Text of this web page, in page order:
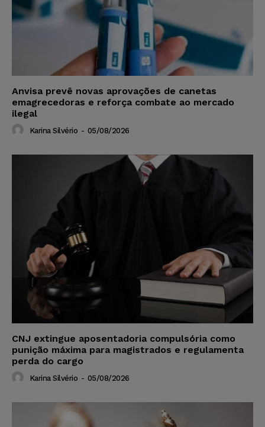
Anvisa prevê novas aprovações de canetas
emagrecedoras e reforça combate ao mercado
ilegal
Karina Silvério - 05/08/2026
CNJ extingue aposentadoria compulsória como
punição máxima para magistrados e regulamenta
perda do cargo
Karina Silvério - 05/08/2026